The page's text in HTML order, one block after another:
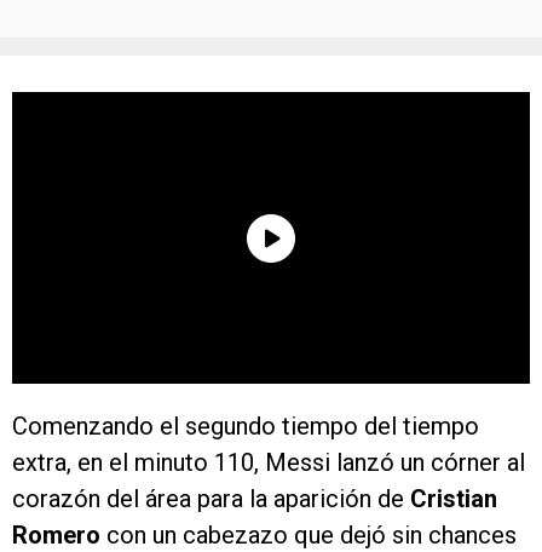
Comenzando el segundo tiempo del tiempo
extra, en el minuto 110, Messi lanzó un córner al
corazón del área para la aparición de Cristian
Romero con un cabezazo que dejó sin chances